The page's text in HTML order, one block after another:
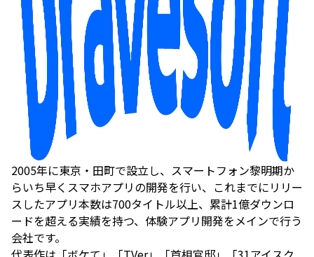
2005年に東京・田町で設立し、スマートフォン黎明期か
らいち早くスマホアプリの開発を行い、これまでにリリー
スしたアプリ本数は700タイトル以上、累計1億ダウンロ
ードを超える実績を持つ、体験アプリ開発をメインで行う
会社です。